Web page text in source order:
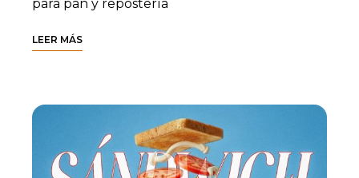
para pan y repostería
LEER MÁS